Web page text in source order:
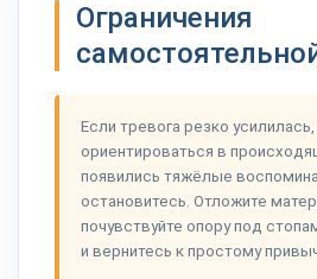
Ограничения
Если тревога резко
ориентироваться в
появились тяжёлые
остановитесь. Отложите
почувствуйте опору под
и вернитесь к простому